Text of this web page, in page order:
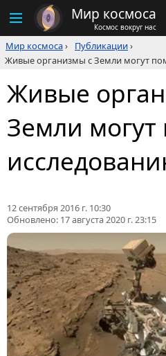
Мир космоса
Космос вокруг нас
Мир космоса› Публикации›
Живые организмы с Земли могут
Живые
Земли
12 сентября 2016 г. 10:30
Обновлено: 17 августа 2020 г. 23:15